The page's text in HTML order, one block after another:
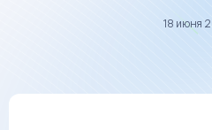
18 июня